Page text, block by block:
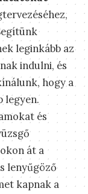
leginkább az
indulni, és
hogy a
legyen.
és
át a
lenyűgöző
kapnak a